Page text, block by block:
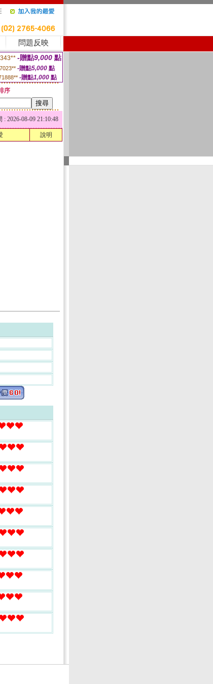
問題反映
-贈點9,000 點
-贈點5,000點
-贈點1,000 點
序
: 2026-08-09 21:10:48
說明